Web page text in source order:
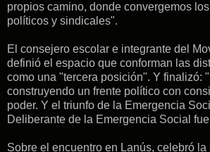
propios camino, donde convergemos
políticos y sindicales".
El consejero escolar e integrante del
definió el espacio que conforman las
como una "tercera posición". Y finalizó:
construyendo un frente político con
poder. Y el triunfo de la Emergencia
Deliberante de la Emergencia Social
Sobre el encuentro en Lanús, celebró la